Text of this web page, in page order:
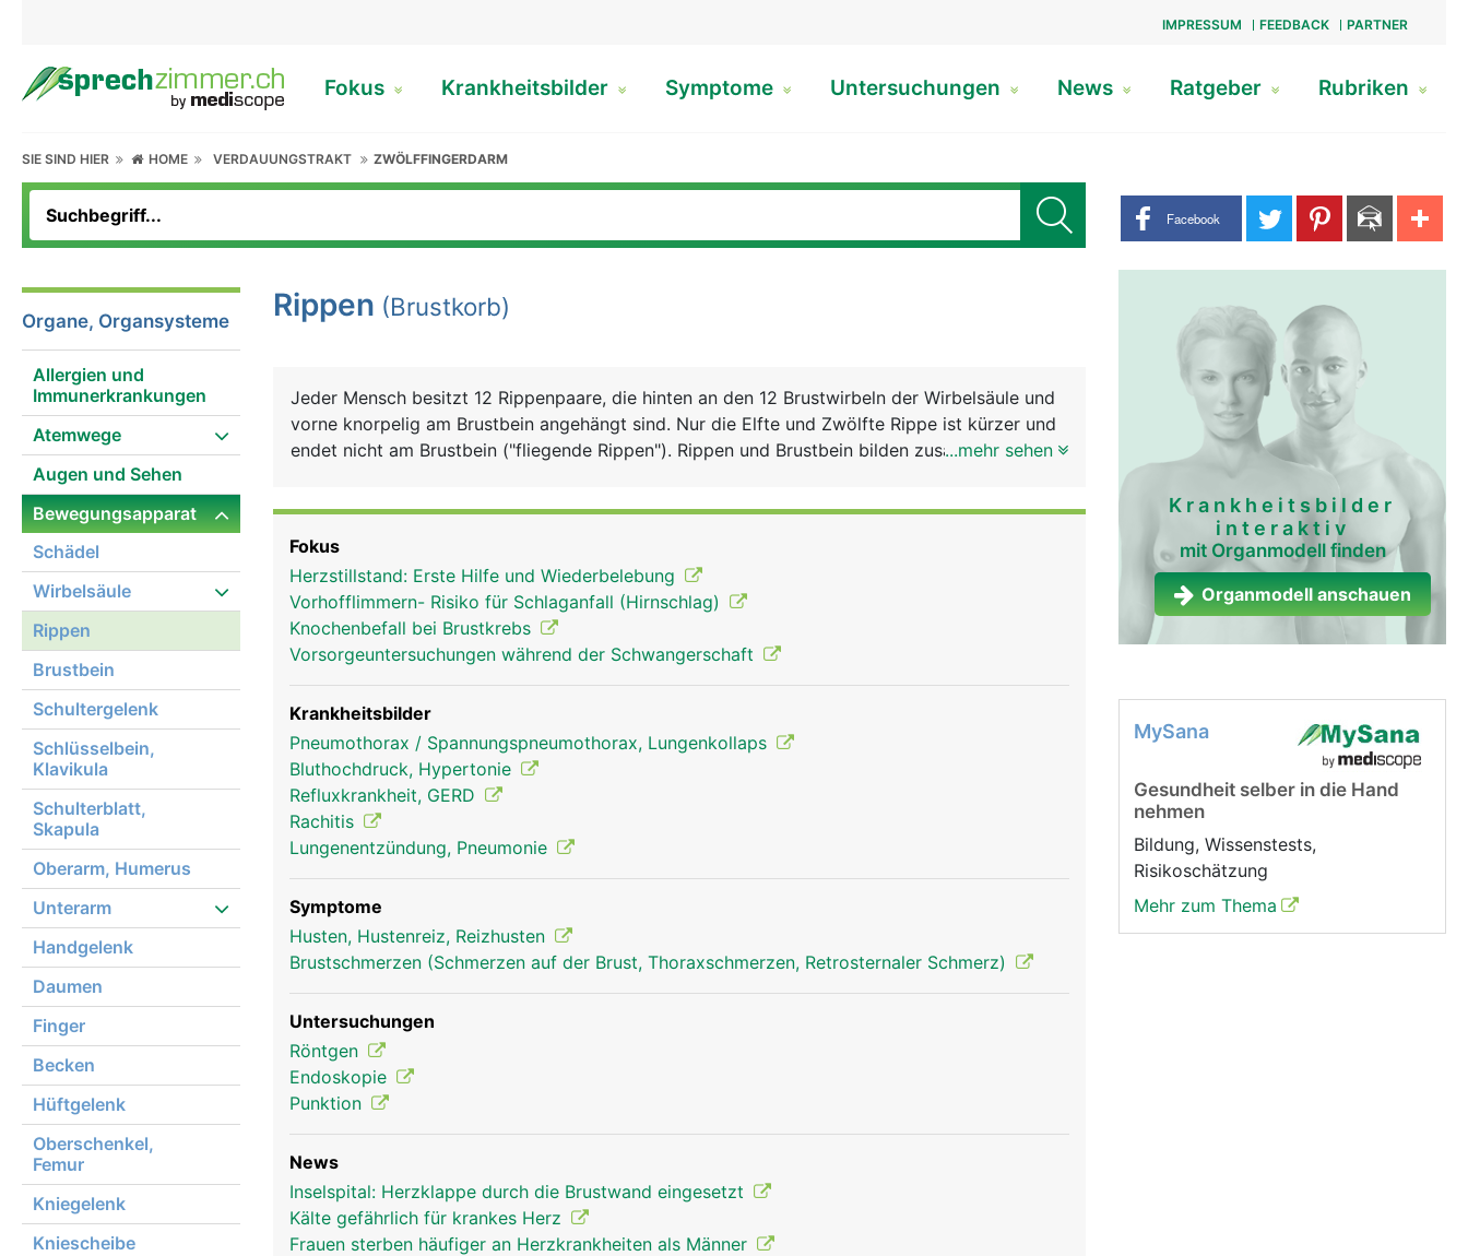
IMPRESSUM FEEDBACK PARTNER
Fokus Krankheitsbilder Symptome Untersuchungen News Ratgeber Rubriken
SIE SIND HIER HOME VERDAUUNGSTRAKT ZWÖLFFINGERDARM
Share buttons
Facebook
Organe, Organsysteme
Allergien und
Immunerkrankungen
Atemwege
Augen und Sehen
Bewegungsapparat
Schädel
Wirbelsäule
Rippen
Brustbein
Schultergelenk
Schlüsselbein,
Klavikula
Schulterblatt,
Skapula
Oberarm, Humerus
Unterarm
Handgelenk
Daumen
Finger
Becken
Hüftgelenk
Oberschenkel,
Femur
Kniegelenk
Kniescheibe
Rippen (Brustkorb)
Jeder Mensch besitzt 12 Rippenpaare, die hinten an den 12 Brustwirbeln der Wirbelsäule und
vorne knorpelig am Brustbein angehängt sind. Nur die Elfte und Zwölfte Rippe ist kürzer und
endet nicht am Brustbein ("fliegende Rippen"). Rippen und Brustbein bilden zusammen den
...mehr sehen
Fokus
Herzstillstand: Erste Hilfe und Wiederbelebung
Vorhofflimmern- Risiko für Schlaganfall (Hirnschlag)
Knochenbefall bei Brustkrebs
Vorsorgeuntersuchungen während der Schwangerschaft
Krankheitsbilder
Pneumothorax / Spannungspneumothorax, Lungenkollaps
Bluthochdruck, Hypertonie
Refluxkrankheit, GERD
Rachitis
Lungenentzündung, Pneumonie
Symptome
Husten, Hustenreiz, Reizhusten
Brustschmerzen (Schmerzen auf der Brust, Thoraxschmerzen, Retrosternaler Schmerz)
Untersuchungen
Röntgen
Endoskopie
Punktion
News
Inselspital: Herzklappe durch die Brustwand eingesetzt
Kälte gefährlich für krankes Herz
Frauen sterben häufiger an Herzkrankheiten als Männer
Krankheitsbilder
interaktiv
mit Organmodell finden
Organmodell anschauen
MySana
Gesundheit selber in die Hand
nehmen
Bildung, Wissenstests,
Risikoschätzung
Mehr zum Thema